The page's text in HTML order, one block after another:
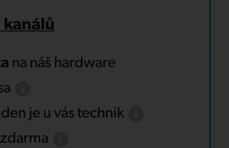
kanálů
na náš hardware
je u vás technik